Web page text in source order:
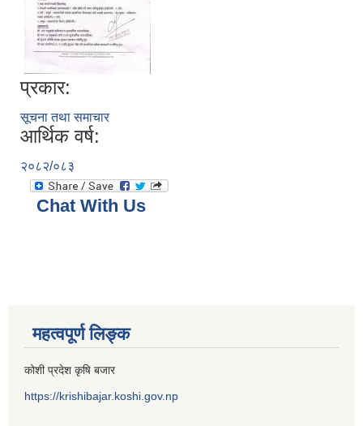
प्रकार:
सूचना तथा समाचार
आर्थिक वर्ष:
२०८२/०८३
Chat With Us
महत्वपूर्ण लिङ्क
कोशी प्रदेश कृषि बजार
https://krishibajar.koshi.gov.np